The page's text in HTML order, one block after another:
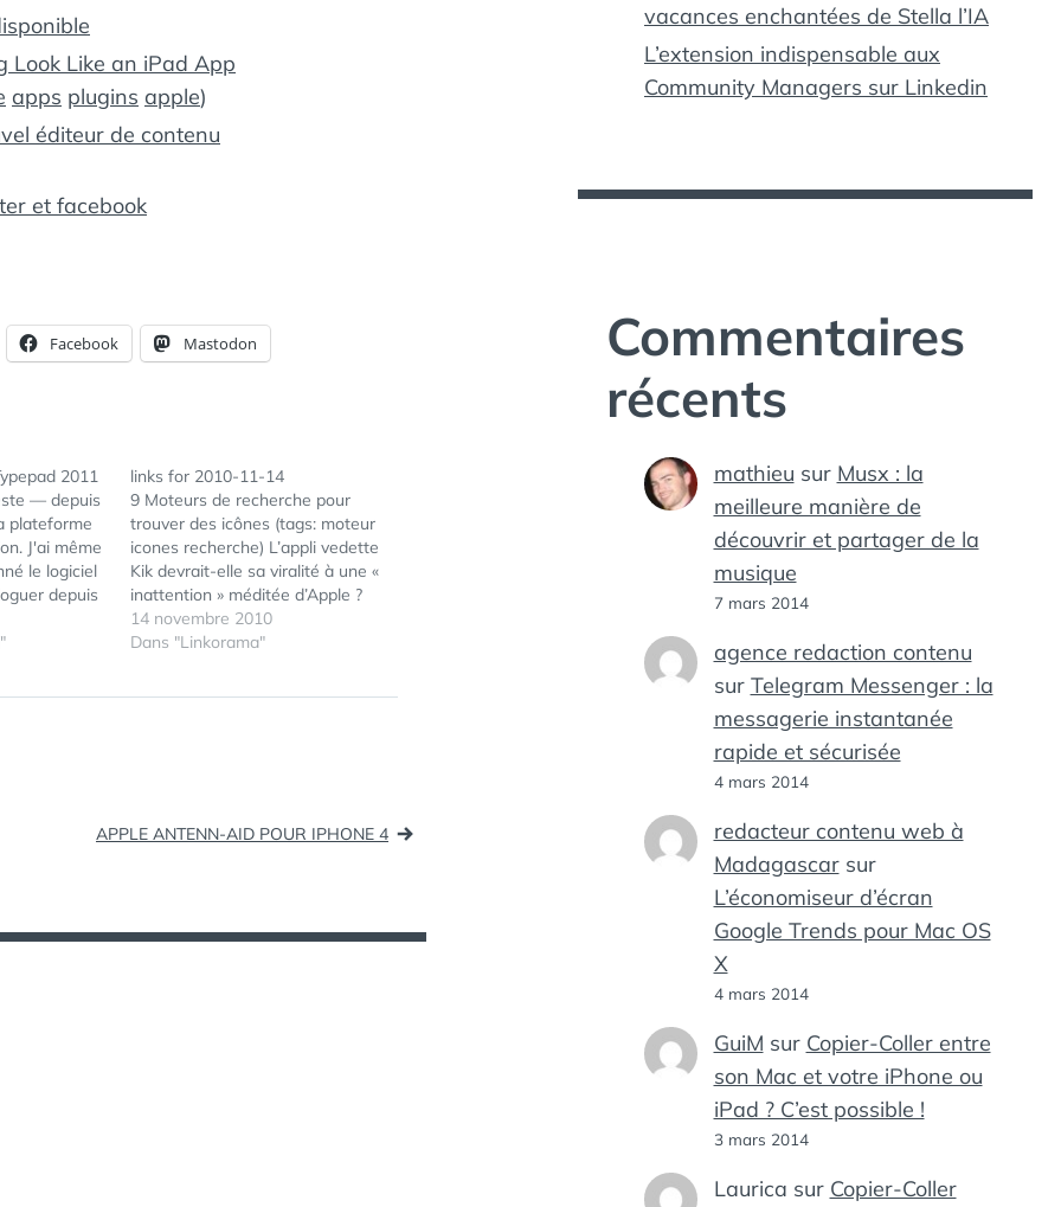
Look Like an iPad App
apps plugins apple)
éditeur de contenu
et facebook
Facebook Mastodon
2011
— depuis
plateforme
J'ai même
le logiciel
depuis
de
de
links for 2010-11-14
9 Moteurs de recherche pour
trouver des icônes (tags: moteur
icones recherche) L’appli vedette
Kik devrait-elle sa viralité à une «
inattention » méditée d’Apple ?
Ted Livingston se plait à
plaisanter sur le sujet en
14 novembre 2010
Dans "Linkorama"
APPLE ANTENN-AID POUR IPHONE 4
vacances enchantées de Stella l’IA
L’extension indispensable aux
Community Managers sur Linkedin
Commentaires
récents
mathieu sur Musx : la
meilleure manière de
découvrir et partager de la
musique
7 mars 2014
agence redaction contenu
sur Telegram Messenger : la
messagerie instantanée
rapide et sécurisée
4 mars 2014
redacteur contenu web à
Madagascarsur
L’économiseur d’écran
Google Trends pour Mac OS
X
4 mars 2014
GuiM sur Copier-Coller entre
son Mac et votre iPhone ou
iPad ? C’est possible !
3 mars 2014
Laurica sur Copier-Coller